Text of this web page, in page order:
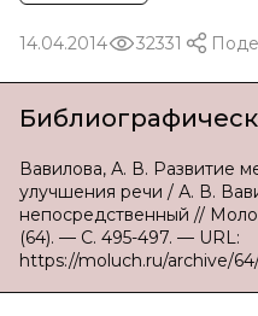
14.04.2014 32331
Вавилова, А. В. Развитие
улучшения речи / А. В.
непосредственный //
(64). — С. 495-497. — URL:
https://moluch.ru/archive/